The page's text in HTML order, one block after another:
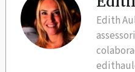
Edith